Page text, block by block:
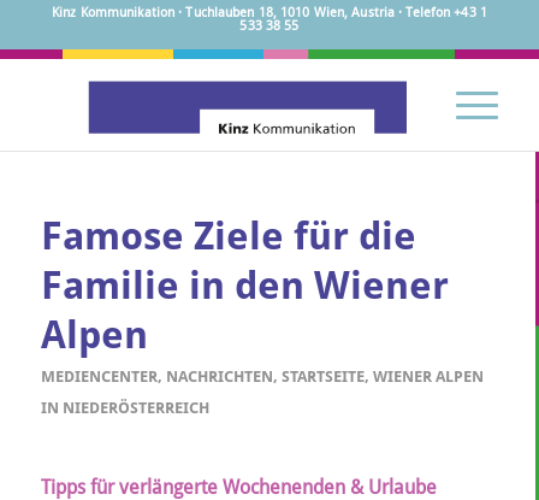
Kinz Kommunikation · Tuchlauben 18, 1010 Wien, Austria · Telefon +43 1
533 38 55
Famose Ziele für die
Familie in den Wiener
Alpen
MEDIENCENTER, NACHRICHTEN, STARTSEITE, WIENER ALPEN
IN NIEDERÖSTERREICH
Tipps für verlängerte Wochenenden & Urlaube